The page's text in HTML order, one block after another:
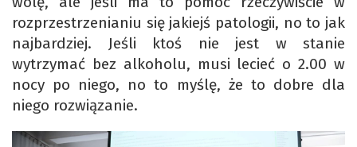
rozprzestrzenianiu się jakiejś patologii, no to jak
najbardziej. Jeśli ktoś nie jest w stanie
wytrzymać bez alkoholu, musi lecieć o 2.00 w
nocy po niego, no to myślę, że to dobre dla
niego rozwiązanie.